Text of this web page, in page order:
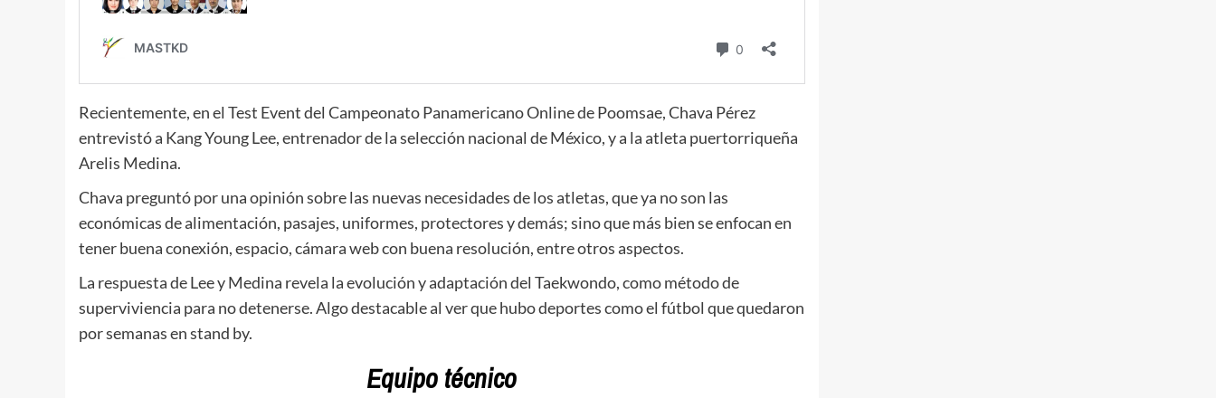
Recientemente, en el Test Event del Campeonato Panamericano Online de Poomsae, Chava Pérez
entrevistó a Kang Young Lee, entrenador de la selección nacional de México, y a la atleta puertorriqueña
Arelis Medina.
Chava preguntó por una opinión sobre las nuevas necesidades de los atletas, que ya no son las
económicas de alimentación, pasajes, uniformes, protectores y demás; sino que más bien se enfocan en
tener buena conexión, espacio, cámara web con buena resolución, entre otros aspectos.
La respuesta de Lee y Medina revela la evolución y adaptación del Taekwondo, como método de
superviviencia para no detenerse. Algo destacable al ver que hubo deportes como el fútbol que quedaron
por semanas en stand by.
Equipo técnico